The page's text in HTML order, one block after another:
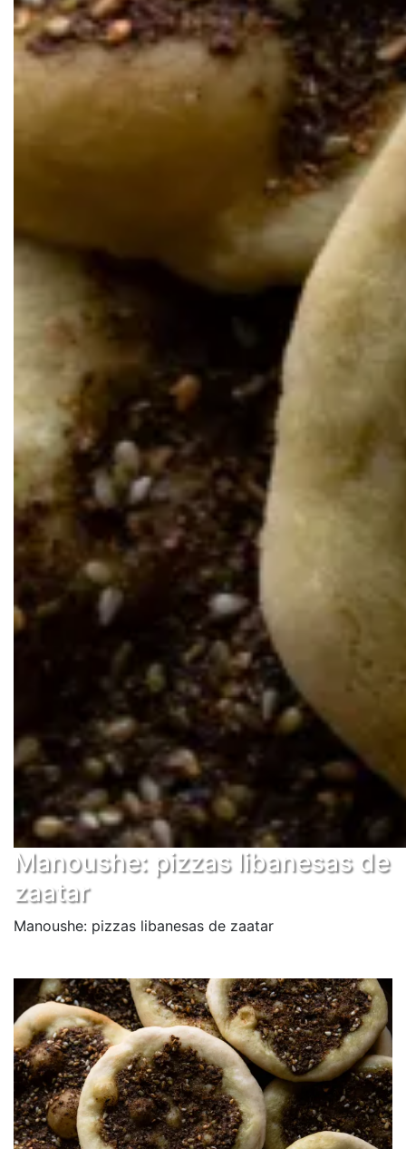
Manoushe: pizzas libanesas de
zaatar
Manoushe: pizzas libanesas de zaatar